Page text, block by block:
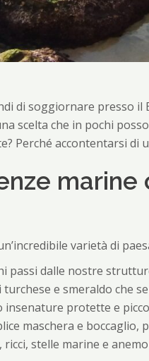
di soggiornare presso il
scelta che in pochi
Perché accontentarsi di
varietà di
passi dalle nostre
e smeraldo che
insenature protette e
maschera e
stelle marine e